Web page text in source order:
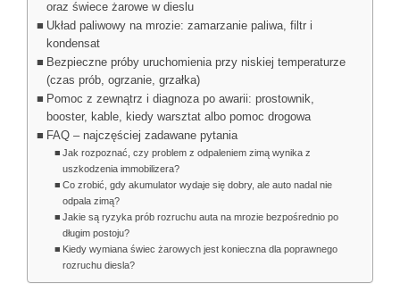
oraz świece żarowe w dieslu
Układ paliwowy na mrozie: zamarzanie paliwa, filtr i
kondensat
Bezpieczne próby uruchomienia przy niskiej temperaturze
(czas prób, ogrzanie, grzałka)
Pomoc z zewnątrz i diagnoza po awarii: prostownik,
booster, kable, kiedy warsztat albo pomoc drogowa
FAQ – najczęściej zadawane pytania
Jak rozpoznać, czy problem z odpaleniem zimą wynika z
uszkodzenia immobilizera?
Co zrobić, gdy akumulator wydaje się dobry, ale auto nadal nie
odpala zimą?
Jakie są ryzyka prób rozruchu auta na mrozie bezpośrednio po
długim postoju?
Kiedy wymiana świec żarowych jest konieczna dla poprawnego
rozruchu diesla?